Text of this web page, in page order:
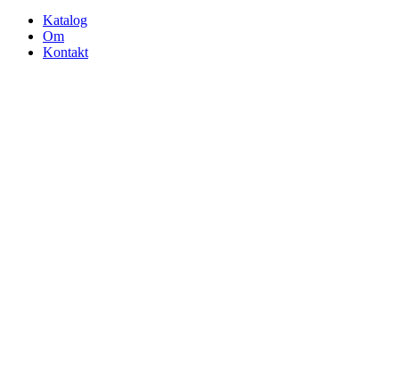
Katalog
Om
Kontakt